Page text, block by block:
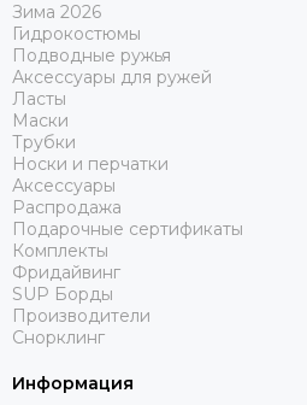
Зима 2026
Гидрокостюмы
Подводные ружья
Аксессуары для ружей
Ласты
Маски
Трубки
Носки и перчатки
Аксессуары
Распродажа
Подарочные сертификаты
Комплекты
Фридайвинг
SUP Борды
Производители
Снорклинг
Информация